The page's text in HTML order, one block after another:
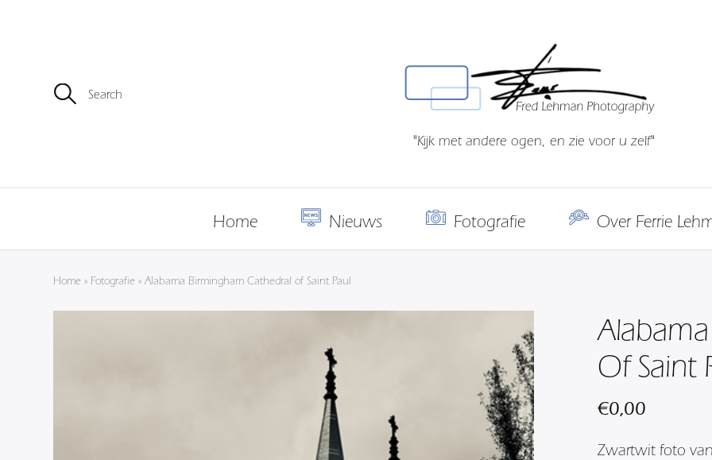
Z
o
a
"Kijk met andere ogen, en zie voor u zelf"
Home Nieuws Fotografie Over Ferrie
Home » Fotografie »Alabama Birmingham Cathedral of Saint Paul
Of Saint
€0,00
Zwartwit foto